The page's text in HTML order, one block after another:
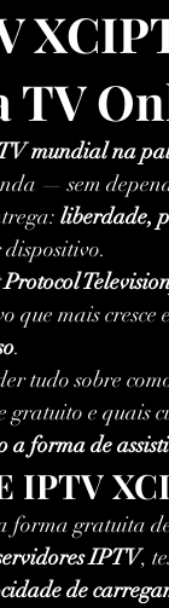
TV
mundial na
— sem
liberdade,
que mais cresce
.
tudo sobre
gratuito e
a forma de
IPTV
forma gratuita
IPTV,
de